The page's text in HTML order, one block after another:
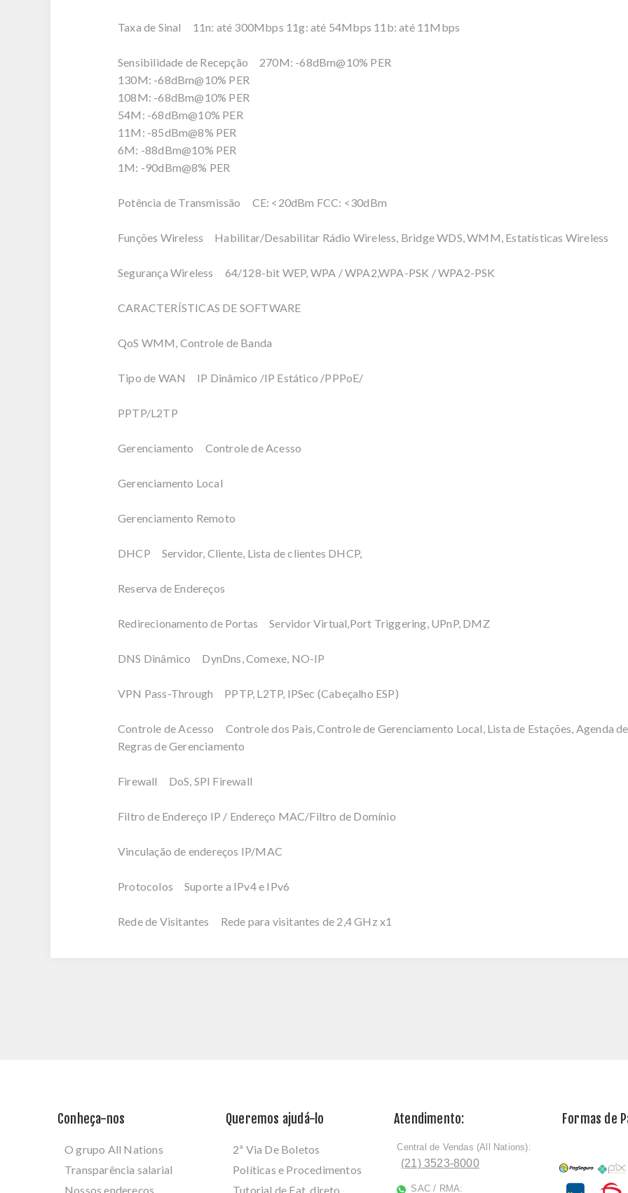
Taxa de Sinal 11n: até 300Mbps 11g: até 54Mbps 11b: até 11Mbps
Sensibilidade de Recepção 270M: -68dBm@10% PER
130M: -68dBm@10% PER
108M: -68dBm@10% PER
54M: -68dBm@10% PER
11M: -85dBm@8% PER
6M: -88dBm@10% PER
1M: -90dBm@8% PER
Potência de Transmissão CE: <20dBm FCC: <30dBm
Funções Wireless Habilitar/Desabilitar Rádio Wireless, Bridge WDS, WMM, Estatísticas Wireless
Segurança Wireless 64/128-bit WEP, WPA / WPA2,WPA-PSK / WPA2-PSK
CARACTERÍSTICAS DE SOFTWARE
QoS WMM, Controle de Banda
Tipo de WAN IP Dinâmico /IP Estático /PPPoE/
PPTP/L2TP
Gerenciamento Controle de Acesso
Gerenciamento Local
Gerenciamento Remoto
DHCP Servidor, Cliente, Lista de clientes DHCP,
Reserva de Endereços
Redirecionamento de Portas Servidor Virtual,Port Triggering, UPnP, DMZ
DNS Dinâmico DynDns, Comexe, NO-IP
VPN Pass-Through PPTP, L2TP, IPSec (Cabeçalho ESP)
Controle de Acesso Controle dos Pais, Controle de Gerenciamento Local, Lista de Estações, Agenda
Regras de Gerenciamento
Firewall DoS, SPI Firewall
Filtro de Endereço IP / Endereço MAC/Filtro de Domínio
Vinculação de endereços IP/MAC
Protocolos Suporte a IPv4 e IPv6
Rede de Visitantes Rede para visitantes de 2,4 GHz x1
Conheça-nos
O grupo All Nations
Transparência salarial
Nossos endereços
Queremos ajudá-lo
2ª Via De Boletos
Políticas e Procedimentos
Tutorial de Fat. direto
Atendimento:
ﾠCentral de Vendas (All Nations):
(21) 3523-8000
SAC / RMA:
Formas de